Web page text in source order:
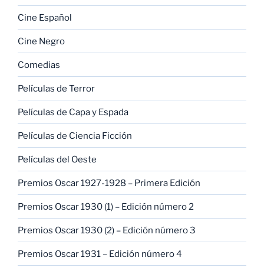
Cine Español
Cine Negro
Comedias
Películas de Terror
Películas de Capa y Espada
Películas de Ciencia Ficción
Películas del Oeste
Premios Oscar 1927-1928 – Primera Edición
Premios Oscar 1930 (1) – Edición número 2
Premios Oscar 1930 (2) – Edición número 3
Premios Oscar 1931 – Edición número 4